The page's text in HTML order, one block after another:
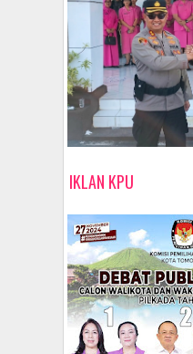
IKLAN KPU